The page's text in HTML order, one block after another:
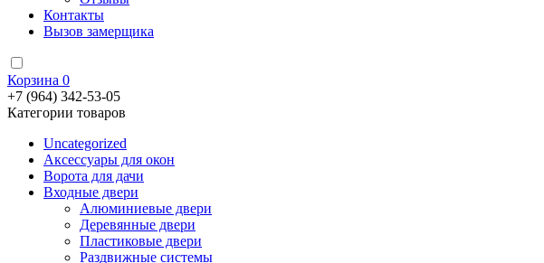
Контакты
Вызов замерщика
Корзина 0
+7 (964) 342-53-05
Категории товаров
Uncategorized
Аксессуары для окон
Ворота для дачи
Входные двери
Алюминиевые двери
Деревянные двери
Пластиковые двери
Раздвижные системы